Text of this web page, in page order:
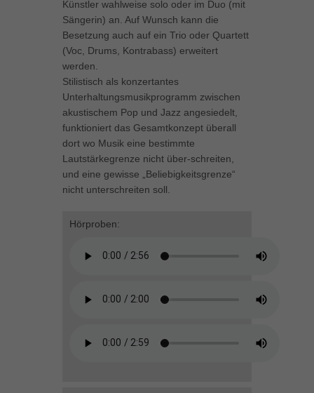
Künstler wahlweise solo oder im Duo (mit
Sängerin) an. Auf Wunsch kann die
Besetzung auch auf ein Trio oder Quartett
(Voc, Drums, Kontrabass) erweitert
werden.
Stilistisch als konzertantes
Unterhaltungsmusikprogramm zwischen
akustischem Pop und Jazz angesiedelt,
funktioniert das Gesamtkonzept überall
dort wo Musik eine bestimmte
Lautstärkegrenze nicht über-schreiten,
und eine gewisse „Beliebigkeitsgrenze“
nicht unterschreiten soll.
Hörproben:
können Ihre Einwilligung zu ganzen Kategorien geben oder sich
weitere Informationen anzeigen lassen und so nur bestimmte
Cookies auswählen.
Alle akzeptieren
Zurück
Datenschutzeinstellungen
Essenziell (1)
Essenzielle Cookies ermöglichen grundlegende Funktionen und sind für
die einwandfreie Funktion der Website erforderlich.
Cookie-Informationen anzeigen
Besucher über Websites hinweg verfolgen.
Externe Medien (5)
standardmäßig blockiert. Wenn Cookies von externen Medien akzeptiert